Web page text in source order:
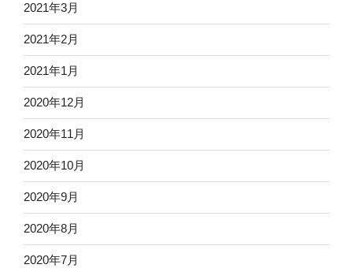
2021年3月
2021年2月
2021年1月
2020年12月
2020年11月
2020年10月
2020年9月
2020年8月
2020年7月